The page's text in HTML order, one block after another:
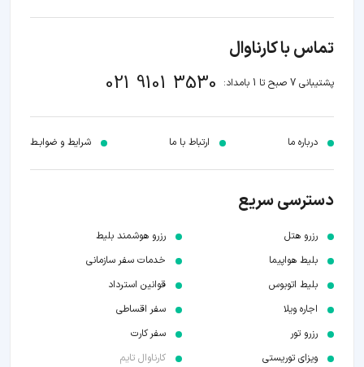
تماس با کارناوال
پشتیبانی 7 صبح تا 1 بامداد: 021 9101 3530
درباره ما ارتباط با ما شرایط و ضوابـط
دسترسی سریع
رزرو هتل
بلیط هواپیما
بلیط اتوبوس
اجاره ویلا
رزرو تور
ویزای توریستی
رزرو هوشمند بلیط
خدمات سفر سازمانی
قوانین استرداد
سفر اقساطی
سفر کارت
کارناوال تایم